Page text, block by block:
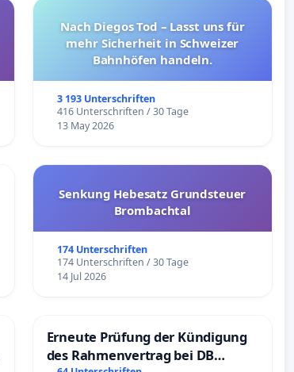
Nach Diegos Tod – Lasst uns für
mehr Sicherheit in Schweizer
Bahnhöfen handeln.
3 193 Unterschriften
416 Unterschriften / 30 Tage
13 May 2026
Senkung Hebesatz Grundsteuer
Brombachtal
174 Unterschriften
174 Unterschriften / 30 Tage
14 Jul 2026
Erneute Prüfung der Kündigung
des Rahmenvertrag bei DB